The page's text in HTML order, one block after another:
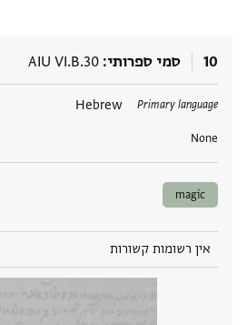
10 סמי ספרותי AIU VI.B.30
Primary language
Hebrew
None
תגים
magic
אין רשומות קשורות